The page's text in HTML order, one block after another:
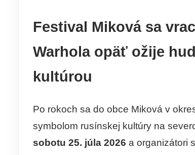
Festival Miková sa
Warhola opäť ožije
kultúrou
Po rokoch sa do obce Miková v
symbolom rusínskej kultúry na
sobotu 25. júla 2026 a organizátori